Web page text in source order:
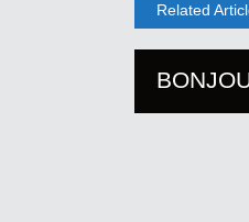
Related